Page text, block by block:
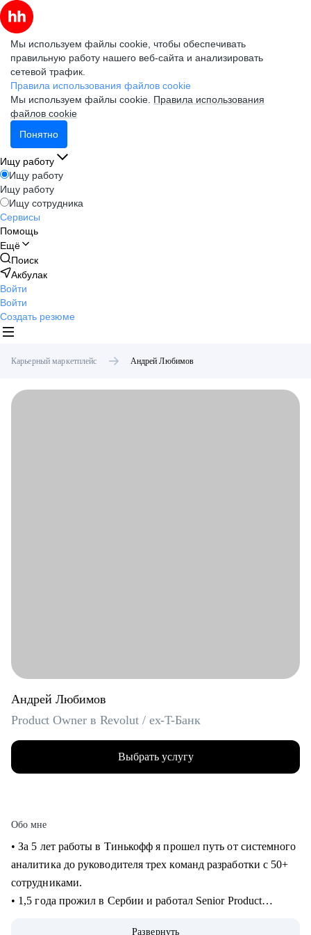
Мы используем файлы cookie, чтобы обеспечивать
правильную работу нашего веб-сайта и анализировать
сетевой трафик.
Правила использования файлов cookie
Мы используем файлы cookie. Правила использования
файлов cookie
Понятно
Ищу работу
Ищу работу
Ищу работу
Ищу сотрудника
Сервисы
Помощь
Ещё
Поиск
Акбулак
Войти
Войти
Создать резюме
Карьерный маркетплейс Андрей Любимов
Андрей Любимов
Product Owner в Revolut / ex-T-Банк
Выбрать услугу
Обо мне
• За 5 лет работы в Тинькофф я прошел путь от системного
аналитика до руководителя трех команд разработки с 50+
сотрудниками.
• 1,5 года прожил в Сербии и работал Senior Product
Развернуть